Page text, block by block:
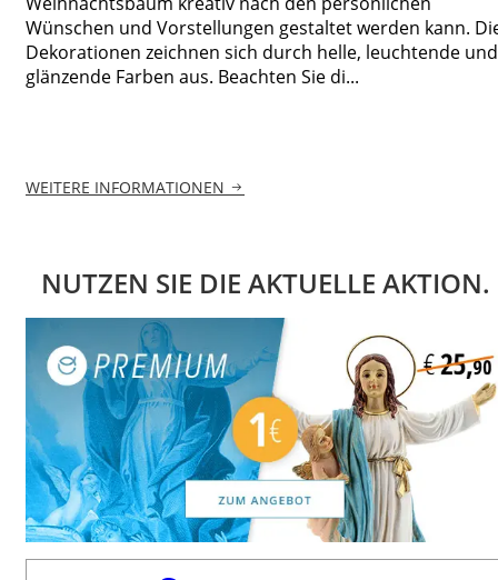
Wünschen und Vorstellungen gestaltet werden kann.
Dekorationen zeichnen sich durch helle, leuchtende und
glänzende Farben aus. Beachten Sie di...
WEITERE INFORMATIONEN
NUTZEN SIE DIE AKTUELLE AKTION.